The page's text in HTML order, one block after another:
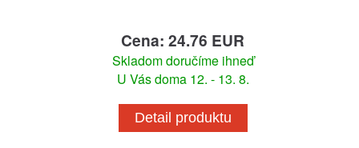
Cena: 24.76 EUR
Skladom doručíme ihneď
U Vás doma 12. - 13. 8.
Detail produktu